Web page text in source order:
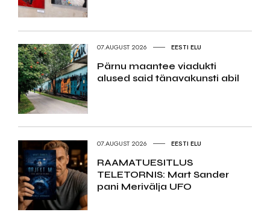
07.AUGUST 2026 EESTI ELU
Pärnu maantee viadukti
alused said tänavakunsti abil
07.AUGUST 2026 EESTI ELU
RAAMATUESITLUS
TELETORNIS: Mart Sander
pani Merivälja UFO